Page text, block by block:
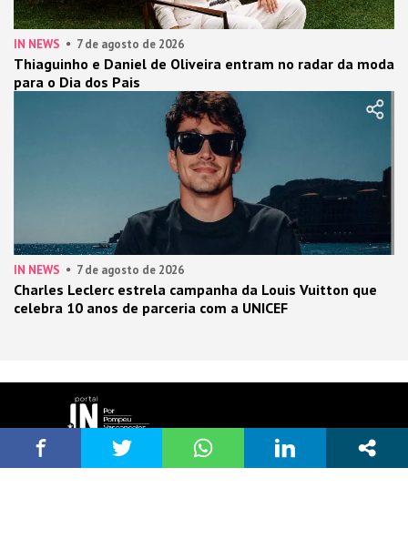
IN NEWS 7 de agosto de 2026
Thiaguinho e Daniel de Oliveira entram no radar da moda
para o Dia dos Pais
IN NEWS 7 de agosto de 2026
Charles Leclerc estrela campanha da Louis Vuitton que
celebra 10 anos de parceria com a UNICEF